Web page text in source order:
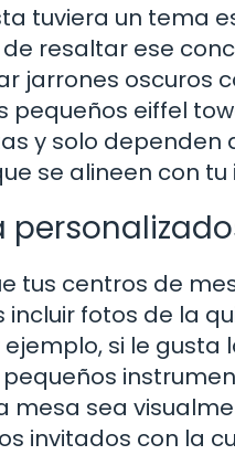
tuviera un tema
resaltar ese
jarrones oscuros
pequeños eiffel
y solo
se alineen con tu
tus centros de
incluir fotos de la
ejemplo, si le
mesa sea
invitados con la